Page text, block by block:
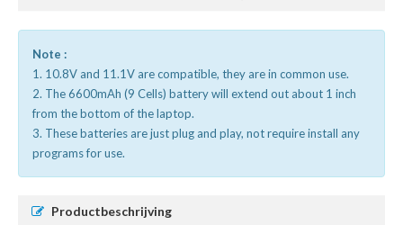
Note :
1. 10.8V and 11.1V are compatible, they are in common use.
2. The 6600mAh (9 Cells) battery will extend out about 1 inch
from the bottom of the laptop.
3. These batteries are just plug and play, not require install any
programs for use.
Productbeschrijving